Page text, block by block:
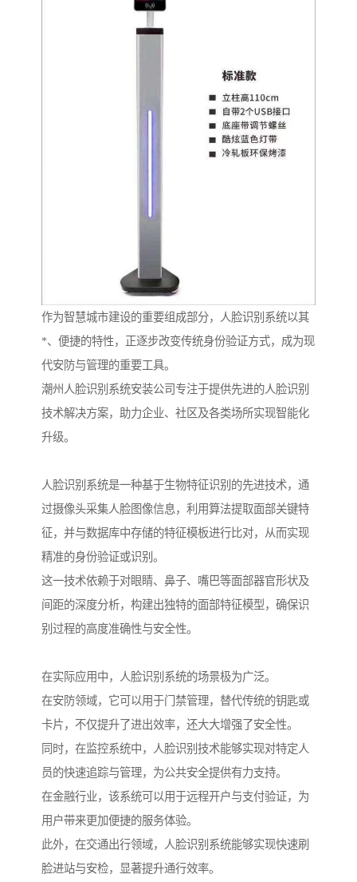
作为智慧城市建设的重要组成部分，人脸识别系统以其
*、便捷的特性，正逐步改变传统身份验证方式，成为现
代安防与管理的重要工具。
潮州人脸识别系统安装公司专注于提供先进的人脸识别
技术解决方案，助力企业、社区及各类场所实现智能化
升级。
人脸识别系统是一种基于生物特征识别的先进技术，通
过摄像头采集人脸图像信息，利用算法提取面部关键特
征，并与数据库中存储的特征模板进行比对，从而实现
精准的身份验证或识别。
这一技术依赖于对眼睛、鼻子、嘴巴等面部器官形状及
间距的深度分析，构建出独特的面部特征模型，确保识
别过程的高度准确性与安全性。
在实际应用中，人脸识别系统的场景极为广泛。
在安防领域，它可以用于门禁管理，替代传统的钥匙或
卡片，不仅提升了进出效率，还大大增强了安全性。
同时，在监控系统中，人脸识别技术能够实现对特定人
员的快速追踪与管理，为公共安全提供有力支持。
在金融行业，该系统可以用于远程开户与支付验证，为
用户带来更加便捷的服务体验。
此外，在交通出行领域，人脸识别系统能够实现快速刷
脸进站与安检，显著提升通行效率。